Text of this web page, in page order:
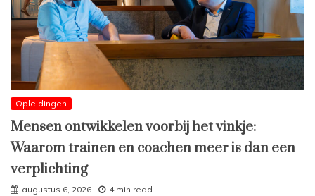
Opleidingen
Mensen ontwikkelen voorbij het vinkje:
Waarom trainen en coachen meer is dan een
verplichting
augustus 6, 2026 4 min read